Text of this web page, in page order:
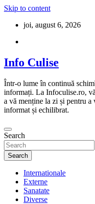
Skip to content
joi, august 6, 2026
Info Culise
Într-o lume în continuă
informați. La Infoculise.ro,
a vă menține la zi și pentru
informat și echilibrat.
Search
Search
Internationale
Externe
Sanatate
Diverse